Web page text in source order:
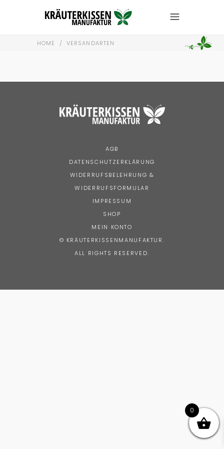
HOME / VERSANDARTEN
AGB
DATENSCHUTZERKLÄRUNG
WIDERRUFSBELEHRUNG &
WIDERRUFSFORMULAR
IMPRESSUM
SHOP
MEIN KONTO
© KRÄUTERKISSENMANUFAKTUR.
ALL RIGHTS RESERVED.
0